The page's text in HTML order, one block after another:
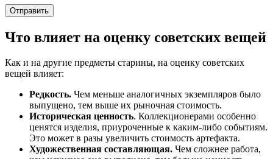
Отправить
Что влияет на оценку советских вещей
Как и на другие предметы старины, на оценку советских
вещей влияет:
Редкость. Чем меньше аналогичных экземпляров было
выпущено, тем выше их рыночная стоимость.
Историческая ценность. Коллекционерами особенно
ценятся изделия, приуроченные к каким-либо событиям.
Это может в разы увеличить стоимость артефакта.
Художественная составляющая. Чем сложнее работа,